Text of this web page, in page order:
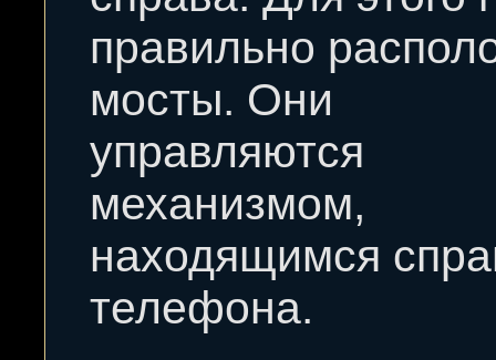
правильно
мосты. Они
управляются
механизмом,
находящимся
телефона.